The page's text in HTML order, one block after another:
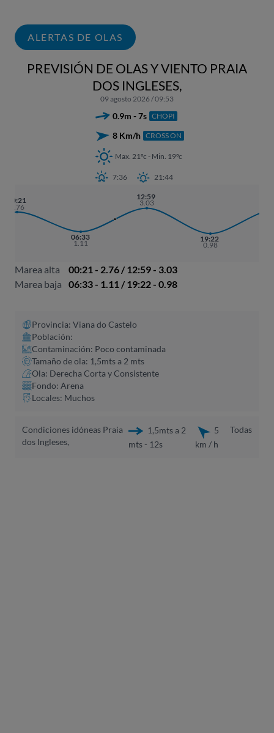
ALERTAS DE OLAS
PREVISIÓN DE OLAS Y VIENTO PRAIA
DOS INGLESES,
09 agosto 2026 / 09:53
0.9m - 7s CHOPI
8 Km/h CROSS ON
Max. 21ºc - Min. 19ºc
7:36 21:44
00:21
2.76
06:33
1.11
12:59
3.03
19:22
0.98
Marea alta
00:21 - 2.76 / 12:59 - 3.03
Marea baja
06:33 - 1.11 / 19:22 - 0.98
Provincia: Viana do Castelo
Población:
Contaminación: Poco contaminada
Tamaño de ola: 1,5mts a 2 mts
Ola: Derecha Corta y Consistente
Fondo: Arena
Locales: Muchos
Condiciones idóneas Praia
dos Ingleses,
1,5mts a 2
mts - 12s
5
km / h
Todas